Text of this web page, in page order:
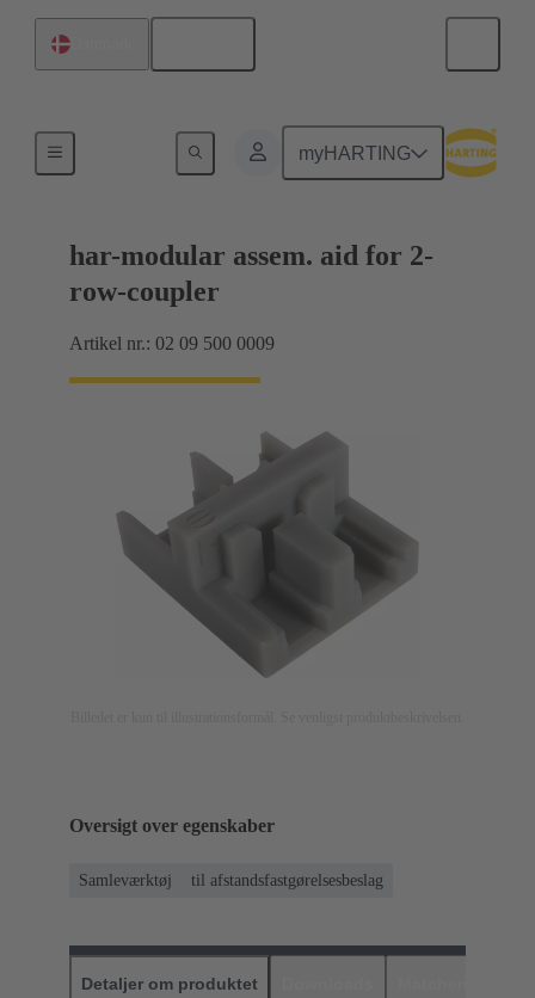
myHARTING
har-modular assem. aid for 2-
row-coupler
Artikel nr.: 02 09 500 0009
Oversigt over egenskaber
Samleværktøj til afstandsfastgørelsesbeslag
Detaljer om produktet